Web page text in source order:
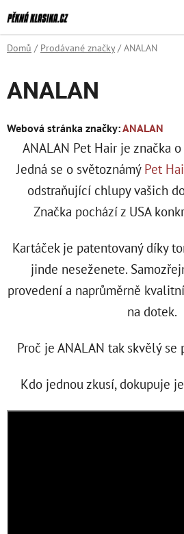
na
obsah
Domů / Prodávané značky / ANALAN
ANALAN
Webová stránka značky:ANALAN
ANALAN Pet Hair je značka
Jedná se o světoznámý Pet
odstraňující chlupy vašich
Značka pochází z USA
Kartáček je patentovaný díky
jinde neseženete.
provedení a naprůměrně
na dotek.
Proč je ANALAN tak skvělý
Kdo jednou zkusí, dokupuje